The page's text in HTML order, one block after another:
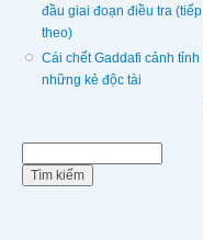
đầu giai đoạn điều tra (tiếp
theo)
Cái chết Gaddafi cảnh tỉnh
những kẻ độc tài